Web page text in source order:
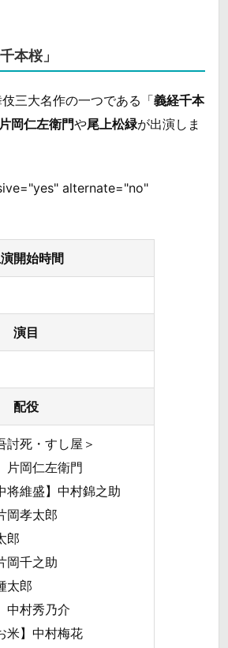
本桜」
三大名作の一つである「義経千本
片岡仁左衛門や尾上松緑が出演しま
alternate="no"
開始時間
演目
配役
討死・すし屋＞
片岡仁左衛門
将維盛】中村錦之助
岡孝太郎
郎
岡千之助
太郎
中村秀乃介
米】中村梅花